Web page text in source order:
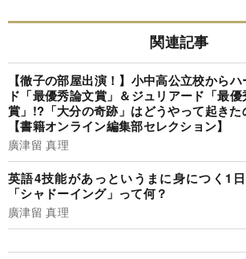
関連記事
【徹子の部屋出演！】小中高公立校から
ド「最優秀論文賞」＆ジュリアード「最
賞」!?「大分の奇跡」はどうやって起きた
【書籍オンライン編集部セレクション】
廣津留 真理
英語4技能があっというまに身につく1
「シャドーイング」って何？
廣津留 真理